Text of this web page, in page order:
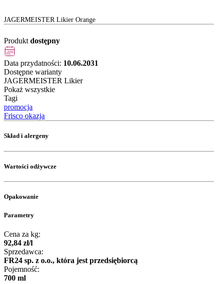
JAGERMEISTER Likier Orange
Produkt dostępny
Data przydatności: 10.06.2031
Dostępne warianty
JAGERMEISTER Likier
Pokaż wszystkie
Tagi
promocja
Frisco okazja
Skład i alergeny
Wartości odżywcze
Opakowanie
Parametry
Cena za kg:
92,84 zł/l
Sprzedawca:
FR24 sp. z o.o., która jest przedsiębiorcą
Pojemność:
700 ml